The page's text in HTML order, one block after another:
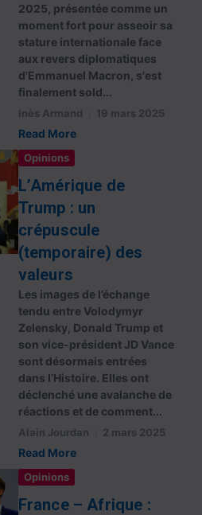
2025, présentée comme un
moment fort pour asseoir sa
stature internationale face
aux revers diplomatiques
d'Emmanuel Macron, s'est
finalement sold...
Inès Armand 19 mars 2025
Read More
Opinions
L’Amérique de
Trump : un
crépuscule
(temporaire) des
valeurs
Les images de l’échange
tendu entre Volodymyr
Zelensky, Donald Trump et
son vice-président JD Vance
sont désormais entrées
dans l’Histoire. Elles ont
déclenché une avalanche de
réactions et de comment...
Alain Jourdan 2 mars 2025
Read More
Opinions
France – Afrique :